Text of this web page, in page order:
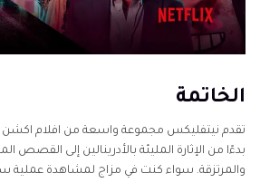
الخاتمة
تقدم نيتفليكس مجموعة واسعة من افلام اكشن
بدءًا من الإثارة المليئة بالأدرينالين إلى القصص
والمرتزقة. سواء كنت في مزاج لمشاهدة عملية